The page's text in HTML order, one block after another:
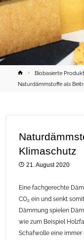
HomeBiobasierte
Naturdämmstoffe als
Klimaschutz
21. August 2020
Eine fachgerechte
CO2 ein und senkt
Dämmung spielen
wie zum Beispiel
Schafwolle eine immer